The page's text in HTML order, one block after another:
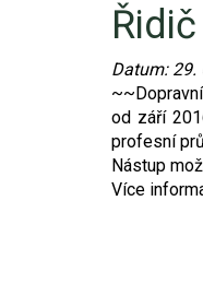
Datum: 29.
od září
profesní
Nástup
Více
Video - průlet dronem
Poruchy, omezení
Mapové služby
Kontakty a info
Nabídka práce
Smuteční oznámení